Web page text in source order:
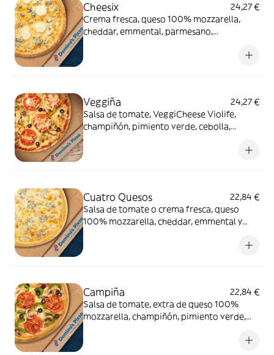
Cheesix
24,27 €
Crema fresca, queso 100% mozzarella,
cheddar, emmental, parmesano,
Veggiña
24,27 €
Salsa de tomate, VeggiCheese Violife,
champiñón, pimiento verde, cebolla,
Cuatro Quesos
22,84 €
Salsa de tomate o crema fresca, queso
100% mozzarella, cheddar, emmental y
Campiña
22,84 €
Salsa de tomate, extra de queso 100%
mozzarella, champiñón, pimiento verde,